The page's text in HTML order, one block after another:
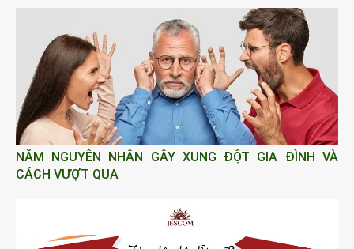
NĂM NGUYÊN NHÂN GÂY XUNG ĐỘT GIA ĐÌNH VÀ
CÁCH VƯỢT QUA